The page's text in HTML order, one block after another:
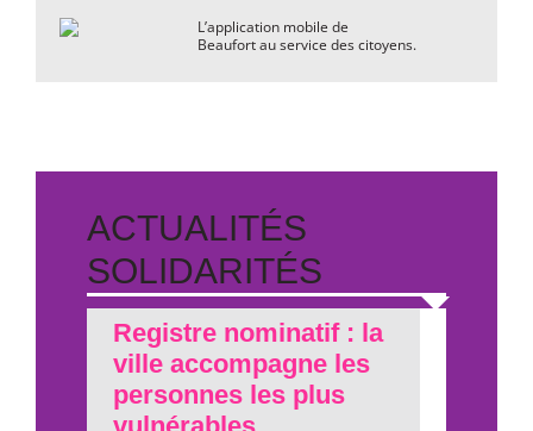
L’application mobile de
Beaufort au service des citoyens.
ACTUALITÉS
SOLIDARITÉS
Registre nominatif : la
ville accompagne les
personnes les plus